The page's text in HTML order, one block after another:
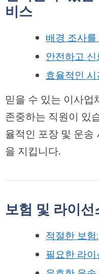
비스
배경 조사
안전하고
효율적인
믿을 수 있는 이사업
존중하는 직원이 있
율적인 포장 및 운송
을 지킵니다.
보험 및 라이선
적절한 보험:
필요한 라